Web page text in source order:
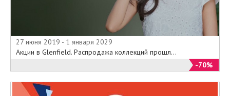
27 июня 2019 - 1 января 2029
Акции в Glenfield. Распродажа коллекций прошл...
-70%